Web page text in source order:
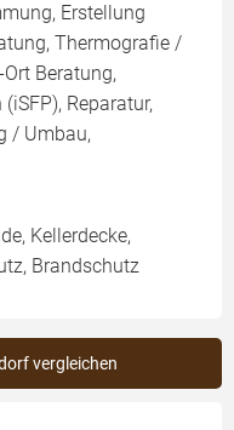
Erstellung
Thermografie /
Beratung,
Reparatur,
/ Umbau,
Kellerdecke,
Brandschutz
vergleichen